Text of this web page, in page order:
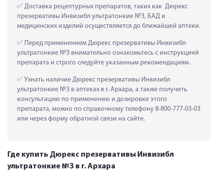
Доставка рецептурных препаратов, таких как  Дюрекс
презервативы Инвизибл ультратонкие №3, БАД и
медицинских изделий осуществляется до ближайшей аптеки.
Перед применением Дюрекс презервативы Инвизибл
ультратонкие №3 внимательно ознакомьтесь с инструкцией
препарата и строго следуйте указанным рекомендациям.
Узнать наличие Дюрекс презервативы Инвизибл
ультратонкие №3 в аптеках в г. Архара, а также получить
консультацию по применению и дозировке этого
препарата, можно по справочному телефону 8-800-777-03-03
или через форму обратной связи на сайте.
Где купить Дюрекс презервативы Инвизибл
ультратонкие №3 в г. Архара